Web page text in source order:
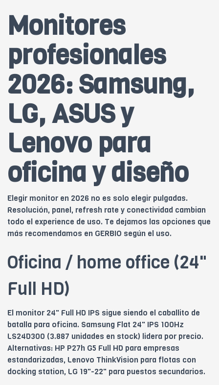
Monitores
profesionales
2026: Samsung,
LG, ASUS y
Lenovo para
oficina y diseño
Elegir monitor en 2026 no es solo elegir pulgadas.
Resolución, panel, refresh rate y conectividad cambian
todo el experience de uso. Te dejamos las opciones que
más recomendamos en GERBIO según el uso.
Oficina / home office (24"
Full HD)
El monitor 24" Full HD IPS sigue siendo el caballito de
batalla para oficina. Samsung Flat 24" IPS 100Hz
LS24D300 (3.887 unidades en stock) lidera por precio.
Alternativas: HP P27h G5 Full HD para empresas
estandarizadas, Lenovo ThinkVision para flotas con
docking station, LG 19"-22" para puestos secundarios.